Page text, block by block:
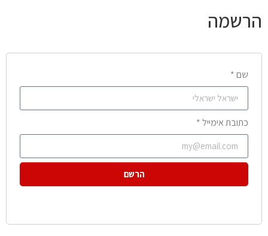
הרשמה
שם *
כתובת אימייל *
הרשם